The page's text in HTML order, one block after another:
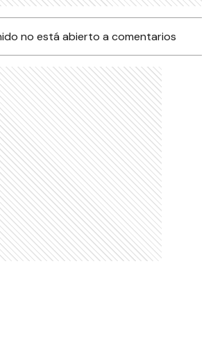
no está abierto a comentarios